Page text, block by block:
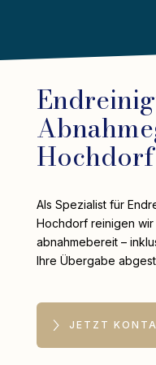
Hochdorf
Als Spezialist für
Hochdorf reinigen wir
abnahmebereit –
Ihre Übergabe
JETZT